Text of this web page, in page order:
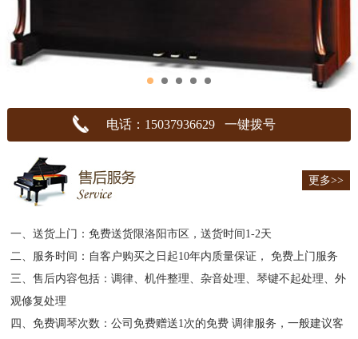
电话：15037936629 一键拨号
更多>>
一、送货上门：免费送货限洛阳市区，送货时间1-2天
二、服务时间：自客户购买之日起10年内质量保证， 免费上门服务
三、售后内容包括：调律、机件整理、杂音处理、琴键不起处理、外
观修复处理
四、免费调琴次数：公司免费赠送1次的免费 调律服务，一般建议客